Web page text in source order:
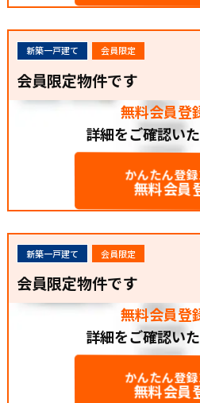
新築一戸建て 会員限定
会員限定物件です
無料会員登
詳細をご確認いた
かんたん登録
無料会員
新築一戸建て 会員限定
会員限定物件です
無料会員登
詳細をご確認いた
かんたん登録
無料会員